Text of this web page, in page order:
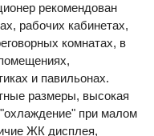
рекомендован
рабочих кабинетах,
комнатах, в
и павильонах.
размеры, высокая
при малом
ЖК дисплея,